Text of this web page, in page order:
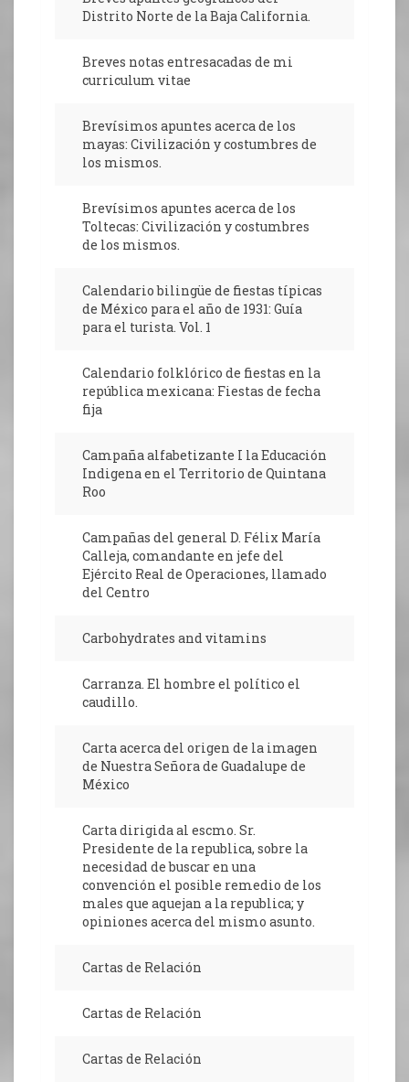
Distrito Norte de la Baja California.
Breves notas entresacadas de mi
curriculum vitae
Brevísimos apuntes acerca de los
mayas: Civilización y costumbres de
los mismos.
Brevísimos apuntes acerca de los
Toltecas: Civilización y costumbres
de los mismos.
Calendario bilingüe de fiestas típicas
de México para el año de 1931: Guía
para el turista. Vol. 1
Calendario folklórico de fiestas en la
república mexicana: Fiestas de fecha
fija
Campaña alfabetizante I la Educación
Indigena en el Territorio de Quintana
Roo
Campañas del general D. Félix María
Calleja, comandante en jefe del
Ejército Real de Operaciones, llamado
del Centro
Carbohydrates and vitamins
Carranza. El hombre el político el
caudillo.
Carta acerca del origen de la imagen
de Nuestra Señora de Guadalupe de
México
Carta dirigida al escmo. Sr.
Presidente de la republica, sobre la
necesidad de buscar en una
convención el posible remedio de los
males que aquejan a la republica; y
opiniones acerca del mismo asunto.
Cartas de Relación
Cartas de Relación
Cartas de Relación